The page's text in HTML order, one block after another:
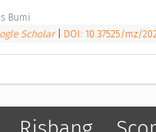
Bumi
Scholar DOI: 10.37525/mz/